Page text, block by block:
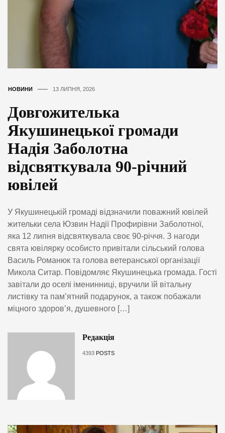
НОВИНИ 13 ЛИПНЯ, 2026
Довгожителька
Якушинецької громади
Надія Заболотна
відсвяткувала 90-річний
ювілей
У Якушинецькій громаді відзначили поважний ювілей
жительки села Юзвин Надії Профирівни Заболотної,
яка 12 липня відсвяткувала своє 90-річчя. З нагоди
свята ювілярку особисто привітали сільський голова
Василь Романюк та голова ветеранської організації
Микола Ситар. Повідомляє Якушинецька громада. Гості
завітали до оселі іменинниці, вручили їй вітальну
листівку та пам’ятний подарунок, а також побажали
міцного здоров’я, душевного […]
Редакція
4393 POSTS